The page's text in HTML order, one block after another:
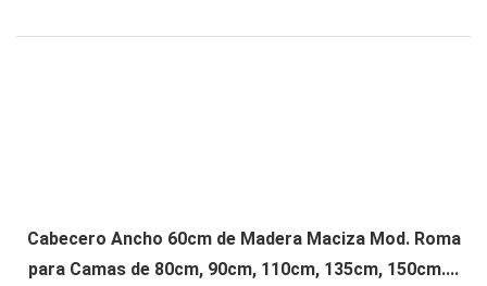
Cabecero Ancho 60cm de Madera Maciza Mod. Roma
para Camas de 80cm, 90cm, 110cm, 135cm, 150cm....